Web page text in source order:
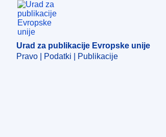
Urad za publikacije Evropske unije
Urad za publikacije Evropske unije
Pravo | Podatki | Publikacije